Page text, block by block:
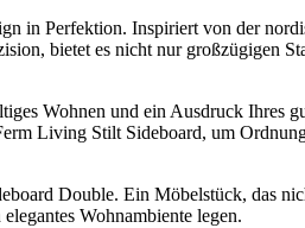
in Perfektion. Inspiriert von der
bietet es nicht nur großzügigen
Wohnen und ein Ausdruck Ihres
Living Stilt Sideboard, um
Double. Ein Möbelstück, das
Wohnambiente legen.